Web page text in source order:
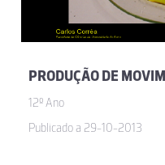
PRODUÇÃO DE
12º Ano
Publicado a 29-10-2013